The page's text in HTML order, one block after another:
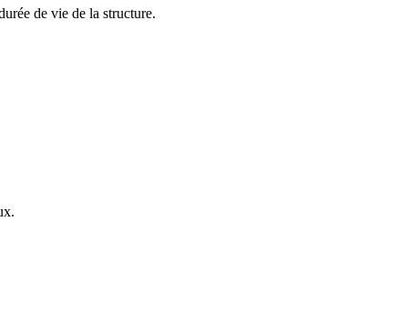
de vie de la structure.